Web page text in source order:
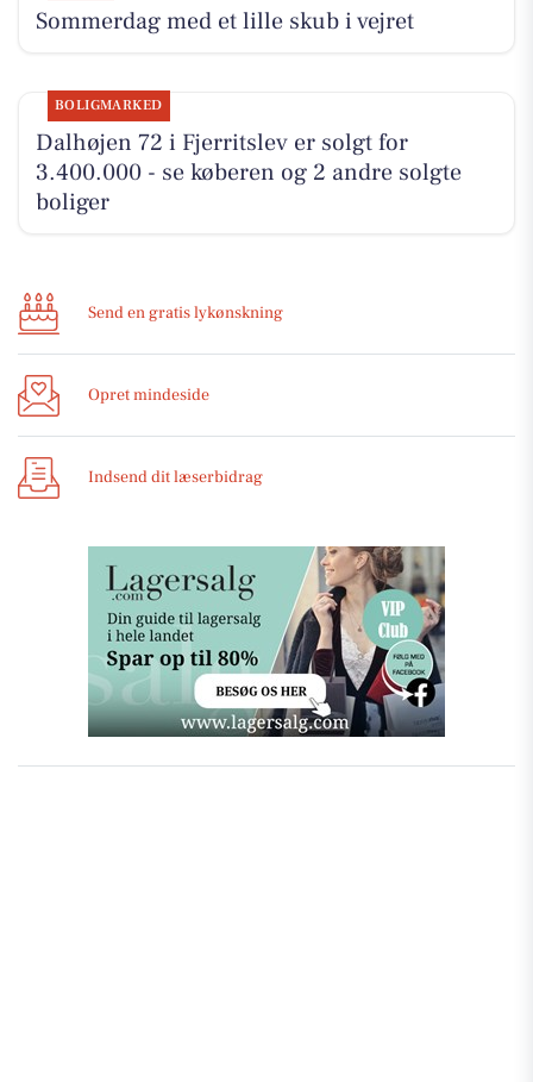
Sommerdag med et lille skub i vejret
BOLIGMARKED
Dalhøjen 72 i Fjerritslev er solgt for
3.400.000 - se køberen og 2 andre solgte
boliger
Send en gratis lykønskning
Opret mindeside
Indsend dit læserbidrag